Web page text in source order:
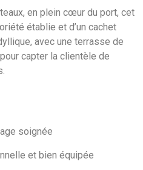
en plein cœur du port, cet
établie et d’un cachet
avec une terrasse de
capter la clientèle de
soignée
et bien équipée